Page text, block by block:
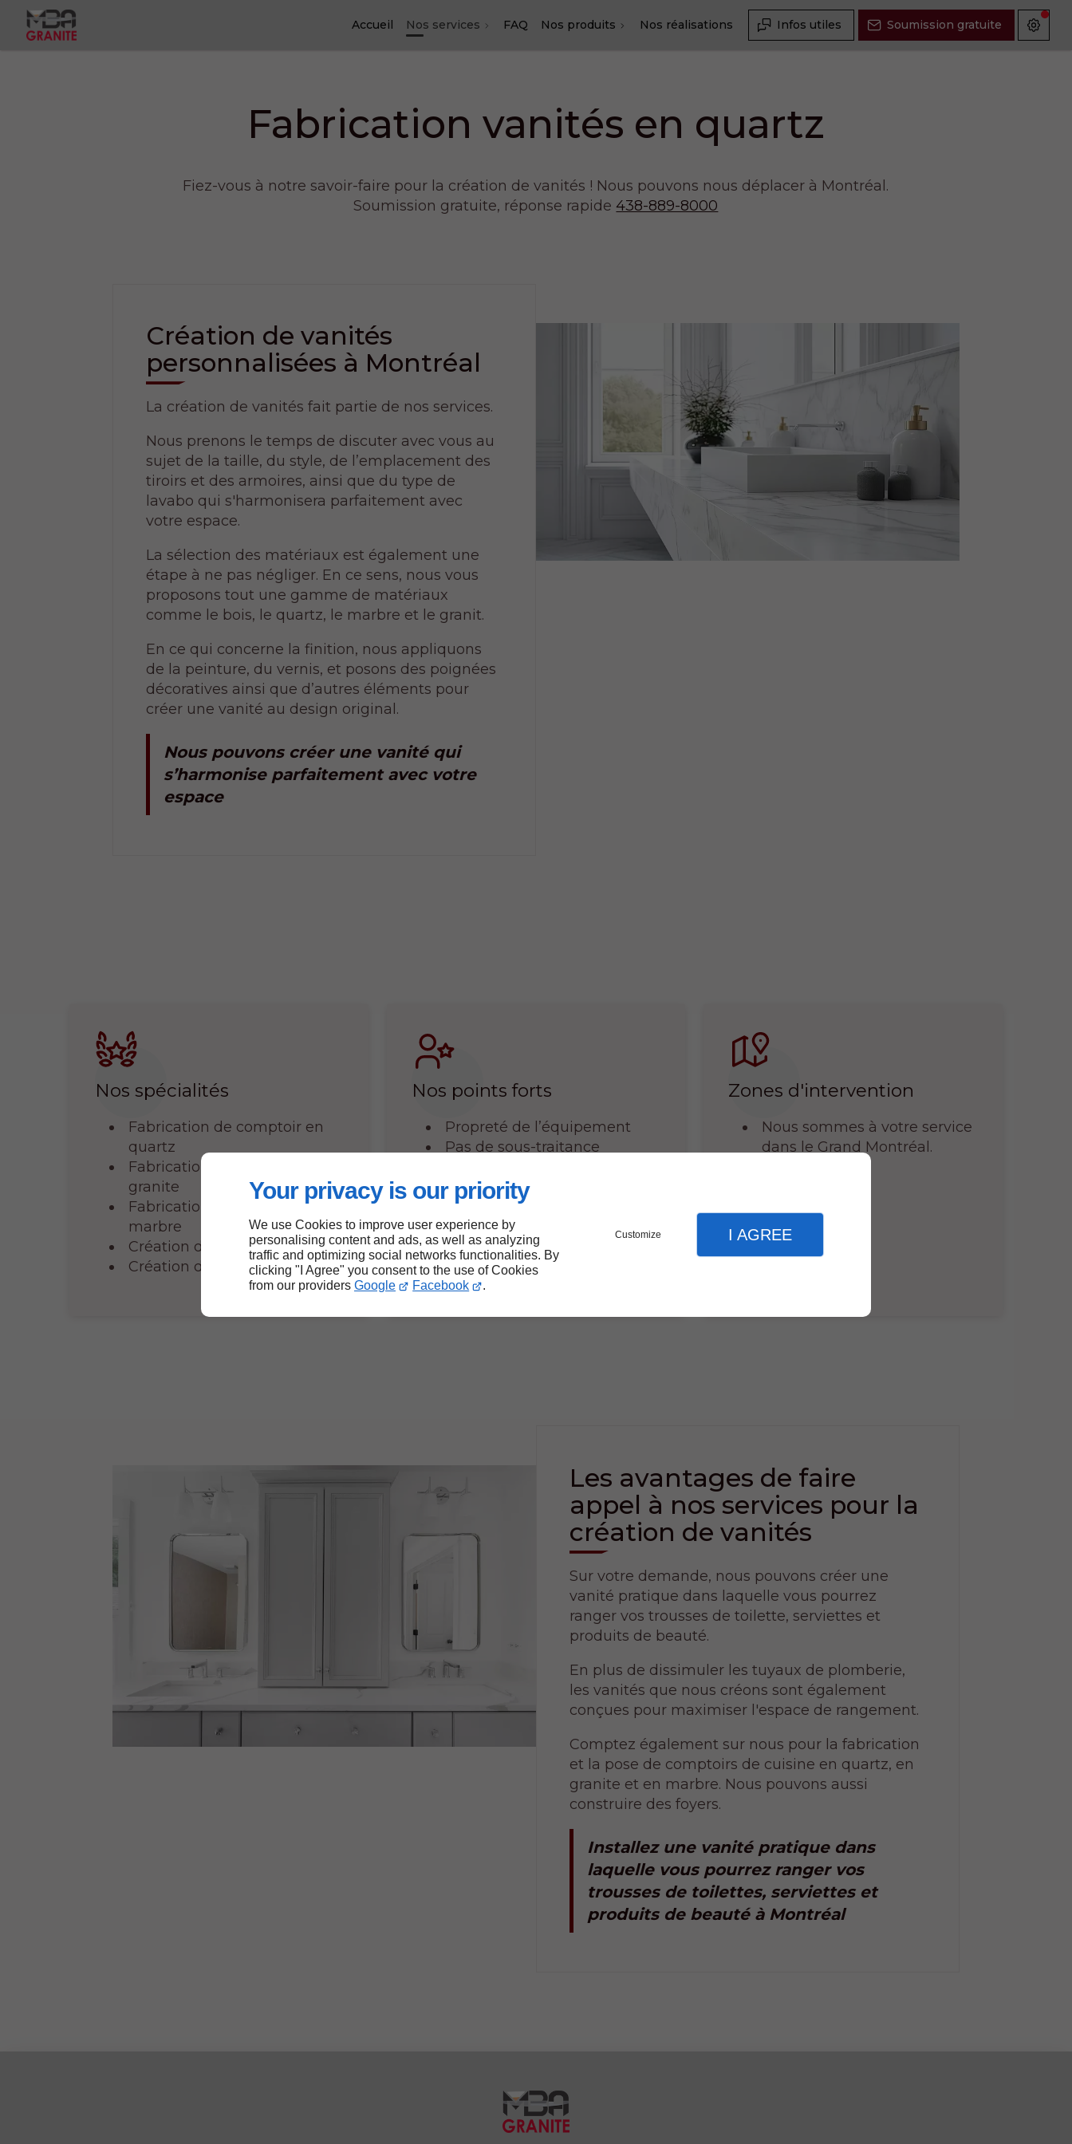
Your privacy is our priority
We use Cookies to improve user experience by
personalising content and ads, as well as analyzing
traffic and optimizing social networks functionalities. By
clicking "I Agree" you consent to the use of Cookies
from our providers Google Facebook .
Customize I AGREE
Accueil Nos services FAQ Nos produits Nos réalisations Infos utiles Soumission gratuite
Fabrication vanités en quartz
Fiez-vous à notre savoir-faire pour la création de vanités ! Nous pouvons nous déplacer à Montréal.
Soumission gratuite, réponse rapide 438-889-8000
Création de vanités
personnalisées à Montréal
La création de vanités fait partie de nos services.
Nous prenons le temps de discuter avec vous au
sujet de la taille, du style, de l’emplacement des
tiroirs et des armoires, ainsi que du type de
lavabo qui s'harmonisera parfaitement avec
votre espace.
La sélection des matériaux est également une
étape à ne pas négliger. En ce sens, nous vous
proposons tout une gamme de matériaux
comme le bois, le quartz, le marbre et le granit.
En ce qui concerne la finition, nous appliquons
de la peinture, du vernis, et posons des poignées
décoratives ainsi que d’autres éléments pour
créer une vanité au design original.
Nous pouvons créer une vanité qui
s’harmonise parfaitement avec votre
espace
Nos spécialités
Fabrication de comptoir en
quartz
Fabrication de comptoir en
granite
Fabrication de comptoir en
marbre
Création de foyers
Création de vanités
Nos points forts
Propreté de l’équipement
Pas de sous-traitance
(sous 24h)
Tarifs fixés à l'avance
Zones d'intervention
Nous sommes à votre service
dans le Grand Montréal.
Les avantages de faire
appel à nos services pour la
création de vanités
Sur votre demande, nous pouvons créer une
vanité pratique dans laquelle vous pourrez
ranger vos trousses de toilette, serviettes et
produits de beauté.
En plus de dissimuler les tuyaux de plomberie,
les vanités que nous créons sont également
conçues pour maximiser l'espace de rangement.
Comptez également sur nous pour la fabrication
et la pose de comptoirs de cuisine en quartz, en
granite et en marbre. Nous pouvons aussi
construire des foyers.
Installez une vanité pratique dans
laquelle vous pourrez ranger vos
trousses de toilettes, serviettes et
produits de beauté à Montréal